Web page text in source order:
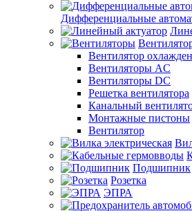
Дифференциальные
Вентилятор
Вентиляторы AC
Вентиляторы DC
Решетка вентилятора
Канальный
Монтажные пистоны
Вентилятор
Подшипник
Розетка
ЭПРА